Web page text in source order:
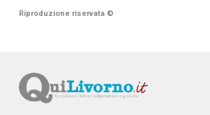
a
i
n
Riproduzione riservata ©